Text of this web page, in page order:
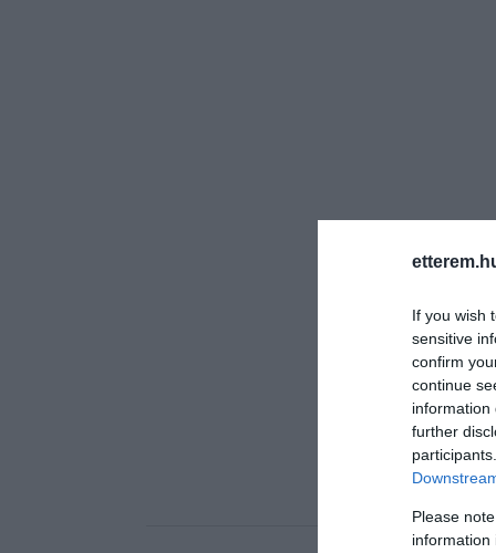
If you wish
sensitive
confirm
continue
information
further
Please
information